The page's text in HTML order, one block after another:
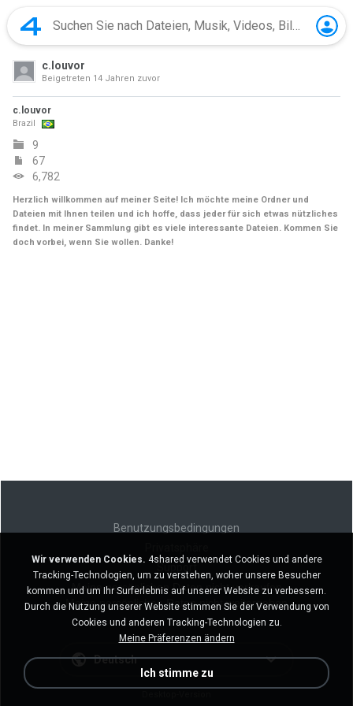
c.louvor
Beigetreten 14 Jahren zuvor
c.louvor
Brazil
9
67
6,782
Herzlich willkommen auf meiner Seite! Ich möchte meine Ordner und
Dateien mit Ihnen teilen und ich hoffe, dass jeder für sich etwas nützliches
findet. In meiner Sammlung gibt es viele interessante Dateien. Kommen Sie
doch vorbei, wenn Sie wollen. Danke!
Benutzungsbedingungen
Meine persönlichen Daten nicht verkaufen
Meine persönlichen Daten nicht weitergeben
Deutsch
Wir verwenden Cookies. 4shared verwendet Cookies und andere
Tracking-Technologien, um zu verstehen, woher unsere Besucher
kommen und um Ihr Surferlebnis auf unserer Website zu verbessern.
Durch die Nutzung unserer Website stimmen Sie der Verwendung von
Cookies und anderen Tracking-Technologien zu.
Meine Präferenzen ändern
Ich stimme zu